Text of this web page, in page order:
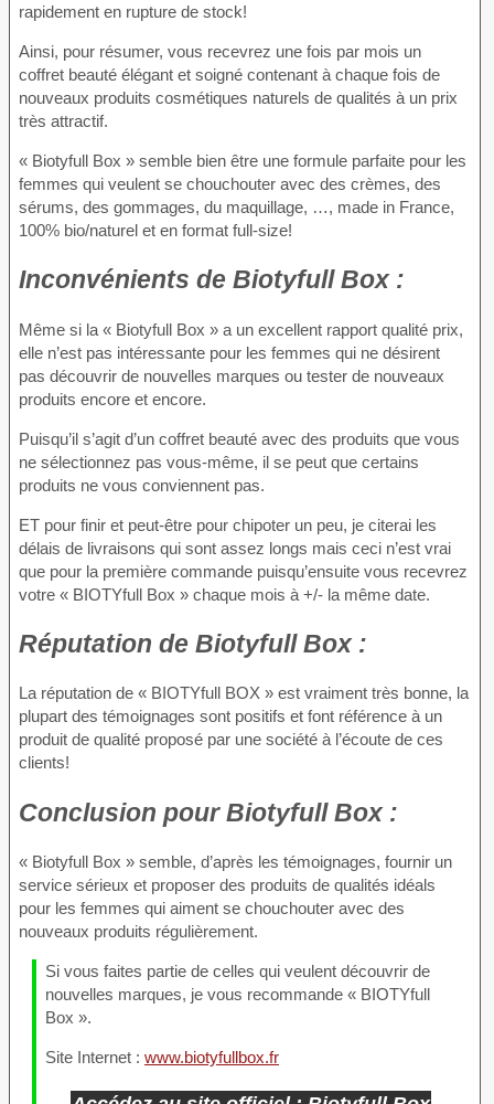
rapidement en rupture de stock!
Ainsi, pour résumer, vous recevrez une fois par mois un
coffret beauté élégant et soigné contenant à chaque fois de
nouveaux produits cosmétiques naturels de qualités à un prix
très attractif.
« Biotyfull Box » semble bien être une formule parfaite pour les
femmes qui veulent se chouchouter avec des crèmes, des
sérums, des gommages, du maquillage, …, made in France,
100% bio/naturel et en format full-size!
Inconvénients de Biotyfull Box :
Même si la « Biotyfull Box » a un excellent rapport qualité prix,
elle n’est pas intéressante pour les femmes qui ne désirent
pas découvrir de nouvelles marques ou tester de nouveaux
produits encore et encore.
Puisqu’il s’agit d’un coffret beauté avec des produits que vous
ne sélectionnez pas vous-même, il se peut que certains
produits ne vous conviennent pas.
ET pour finir et peut-être pour chipoter un peu, je citerai les
délais de livraisons qui sont assez longs mais ceci n’est vrai
que pour la première commande puisqu’ensuite vous recevrez
votre « BIOTYfull Box » chaque mois à +/- la même date.
Réputation de Biotyfull Box :
La réputation de « BIOTYfull BOX » est vraiment très bonne, la
plupart des témoignages sont positifs et font référence à un
produit de qualité proposé par une société à l’écoute de ces
clients!
Conclusion pour Biotyfull Box :
« Biotyfull Box » semble, d’après les témoignages, fournir un
service sérieux et proposer des produits de qualités idéals
pour les femmes qui aiment se chouchouter avec des
nouveaux produits régulièrement.
Si vous faites partie de celles qui veulent découvrir de
nouvelles marques, je vous recommande « BIOTYfull
Box ».
Site Internet : www.biotyfullbox.fr